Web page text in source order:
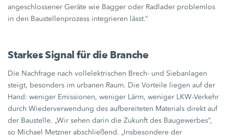
angeschlossener Geräte wie Bagger oder Radlader problemlos
in den Baustellenprozess integrieren lässt.“
Starkes Signal für die Branche
Die Nachfrage nach vollelektrischen Brech- und Siebanlagen
steigt, besonders im urbanen Raum. Die Vorteile liegen auf der
Hand: weniger Emissionen, weniger Lärm, weniger LKW-Verkehr
durch Wiederverwendung des aufbereiteten Materials direkt auf
der Baustelle. „Wir sehen darin die Zukunft des Baugewerbes“,
so Michael Metzner abschließend. „Insbesondere der